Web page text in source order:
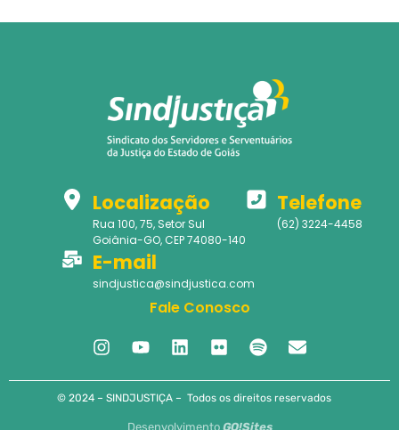
Localização
Rua 100, 75, Setor Sul
Goiânia-GO, CEP 74080-140
Telefone
(62) 3224-4458
E-mail
sindjustica@sindjustica.com
Fale Conosco
© 2024 – SINDJUSTIÇA – Todos os direitos reservados
Desenvolvimento GO!Sites